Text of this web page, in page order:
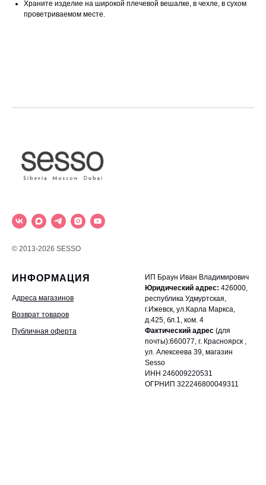
Храните изделие на широкой плечевой вешалке, в чехле, в сухом
проветриваемом месте.
© 2013-2026 SESSO
ИНФОРМАЦИЯ
Адреса магазинов
Возврат товаров
Публичная оферта
ИП Браун Иван Владимирович
Юридический адрес: 426000,
республика Удмуртская,
г.Ижевск, ул.Карла Маркса,
д.425, бл.1, ком. 4
Фактический адрес (для
почты):660077, г. Красноярск ,
ул. Алексеева 39, магазин
Sesso
ИНН 246009220531
ОГРНИП 322246800049311